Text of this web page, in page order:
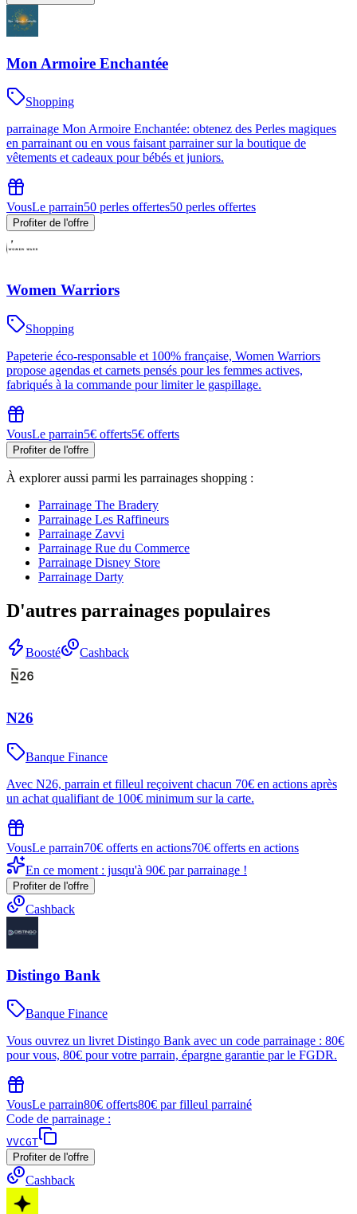
Mon Armoire Enchantée
Shopping
parrainage Mon Armoire Enchantée: obtenez des Perles magiques
en parrainant ou en vous faisant parrainer sur la boutique de
vêtements et cadeaux pour bébés et juniors.
VousLe parrain50 perles offertes50 perles offertes
Profiter de l'offre
Women Warriors
Shopping
Papeterie éco-responsable et 100% française, Women Warriors
propose agendas et carnets pensés pour les femmes actives,
fabriqués à la commande pour limiter le gaspillage.
VousLe parrain5€ offerts5€ offerts
Profiter de l'offre
À explorer aussi parmi les parrainages shopping :
Parrainage The Bradery
Parrainage Les Raffineurs
Parrainage Zavvi
Parrainage Rue du Commerce
Parrainage Disney Store
Parrainage Darty
D'autres parrainages populaires
Boosté Cashback
N26
Banque Finance
Avec N26, parrain et filleul reçoivent chacun 70€ en actions après
un achat qualifiant de 100€ minimum sur la carte.
VousLe parrain70€ offerts en actions70€ offerts en actions
En ce moment : jusqu'à 90€ par parrainage !
Profiter de l'offre
Cashback
Distingo Bank
Banque Finance
Vous ouvrez un livret Distingo Bank avec un code parrainage : 80€
pour vous, 80€ pour votre parrain, épargne garantie par le FGDR.
VousLe parrain80€ offerts80€ par filleul parrainé
Code de parrainage :
VVCGT
Profiter de l'offre
Cashback